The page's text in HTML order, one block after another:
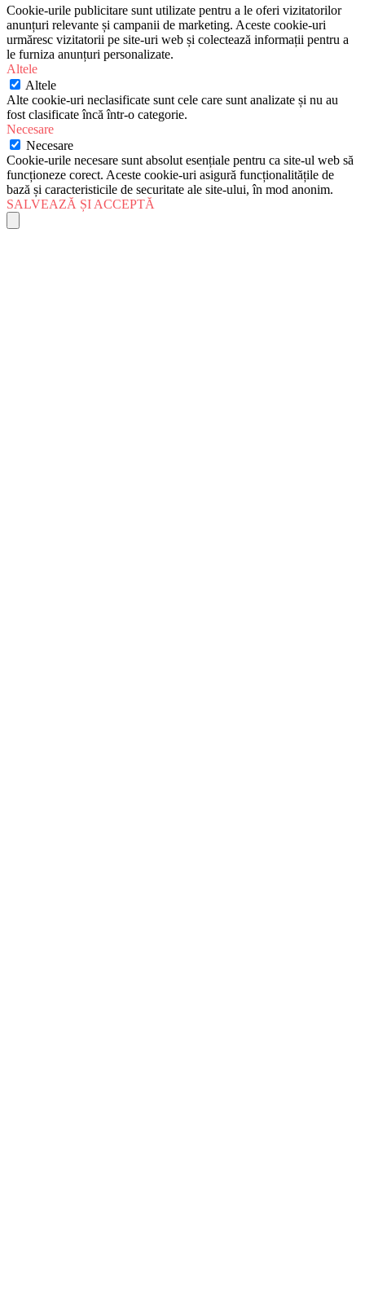
Cookie-urile publicitare sunt utilizate pentru a le oferi vizitatorilor
anunțuri relevante și campanii de marketing. Aceste cookie-uri
urmăresc vizitatorii pe site-uri web și colectează informații pentru a
le furniza anunțuri personalizate.
Altele
Altele
Alte cookie-uri neclasificate sunt cele care sunt analizate și nu au
fost clasificate încă într-o categorie.
Necesare
Necesare
Cookie-urile necesare sunt absolut esențiale pentru ca site-ul web să
funcționeze corect. Aceste cookie-uri asigură funcționalitățile de
bază și caracteristicile de securitate ale site-ului, în mod anonim.
SALVEAZĂ ȘI ACCEPTĂ